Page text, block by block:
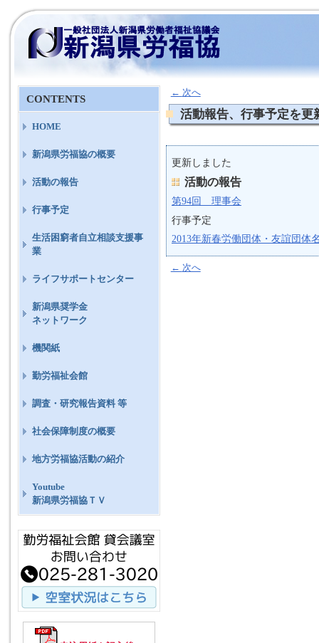
← 次へ
活動報告、行事予定を更
更新しました
活動の報告
第94回 理事会
行事予定
2013年新春労働団体・友誼団体
← 次へ
CONTENTS
HOME
新潟県労福協の概要
活動の報告
行事予定
生活困窮者自立相談支援事
業
ライフサポートセンター
新潟県奨学金
ネットワーク
機関紙
勤労福祉会館
調査・研究報告資料 等
社会保障制度の概要
地方労福協活動の紹介
Youtube
新潟県労福協ＴＶ